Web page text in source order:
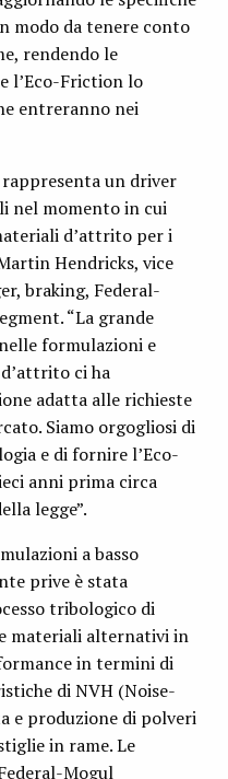
modo da tenere conto
rendendo le
l’Eco-Friction lo
entreranno nei
un driver
nel momento in cui
d’attrito per i
Hendricks, vice
braking, Federal-
“La grande
formulazioni e
ci ha
adatta alle richieste
Siamo orgogliosi di
e di fornire l’Eco-
anni prima circa
legge”.
a basso
prive è stata
tribologico di
materiali alternativi in
in termini di
di NVH (Noise-
e produzione di polveri
in rame. Le
Mogul